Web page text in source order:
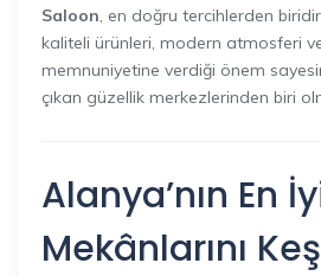
Saloon, en doğru tercihlerden
kaliteli ürünleri, modern atmosferi
memnuniyetine verdiği önem
çıkan güzellik merkezlerinden biri
Alanya’nın En
Mekânlarını